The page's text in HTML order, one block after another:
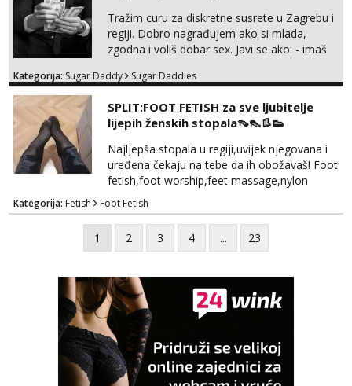
Tražim curu za diskretne susrete u Zagrebu i
regiji. Dobro nagrađujem ako si mlada,
zgodna i voliš dobar sex. Javi se ako: - imaš
kosu - se dobro ljubiš - si fleksibilna s
dostupna radnim danom (vikendi i noći su za
obitelj) - vodiš brigu o zdravlju i koristiš
zaštitu Ne javljajte se: - debele - frajeri i
paro...
Kategorija: Sugar Daddy Sugar Daddies
SPLIT:FOOT FETISH za sve ljubitelje
lijepih ženskih stopala👡👠👢👟
Najljepša stopala u regiji,uvijek njegovana i
uređena čekaju na tebe da ih obožavaš! Foot
fetish,foot worship,feet massage,nylon
fetish,trampling... Ponedjeljak-subota:15-
20.30h. Samo za istinske obožavatelje ovog
fetisha,isključivo POZIV. Sex i sl.ISKLJUČENO!
Kategorija: Fetish Foot Fetish
1 2 3 4 ... 23